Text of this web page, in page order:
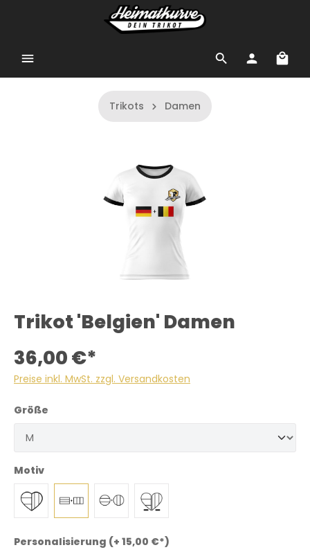
Trikots Damen
Trikot 'Belgien' Damen
36,00 €*
Preise inkl. MwSt. zzgl. Versandkosten
Größe
Motiv
Personalisierung (+ 15,00 €*)